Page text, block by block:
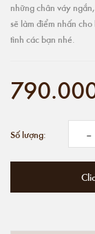
những chân váy
sẽ làm điểm nhấn
tình các bạn nhé.
Số lượng: -